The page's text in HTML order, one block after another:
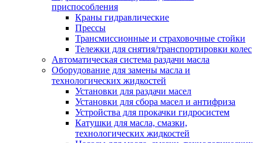
приспособления
Краны гидравлические
Прессы
Трансмиссионные и страховочные стойки
Тележки для снятия/транспортировки колес
Автоматическая система раздачи масла
Оборудование для замены масла и
технологических жидкостей
Установки для раздачи масел
Установки для сбора масел и антифриза
Устройства для прокачки гидросистем
Катушки для масла, смазки,
технологических жидкостей